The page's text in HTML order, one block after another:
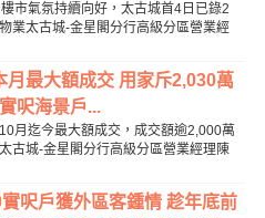
市氣氛持續向好，太古城首4日已錄2
業太古城-金星閣分行高級分區營業經
月最大額成交 用家斥2,030萬
呎海景戶...
月迄今最大額成交，成交額逾2,000萬
古城-金星閣分行高級分區營業經理陳
呎戶獲外區客鍾情 趁年底前